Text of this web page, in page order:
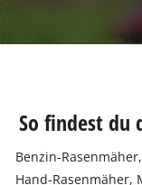
So findest du
Benzin-
Hand-Rasenmäher,